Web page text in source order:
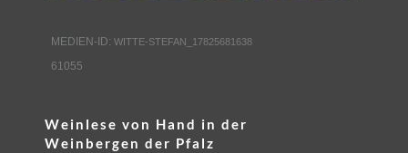
KONTAKT
MEDIEN-ID: WITTE-STEFAN_17825681638
61055
Weinlese von Hand in der
Weinbergen der Pfalz